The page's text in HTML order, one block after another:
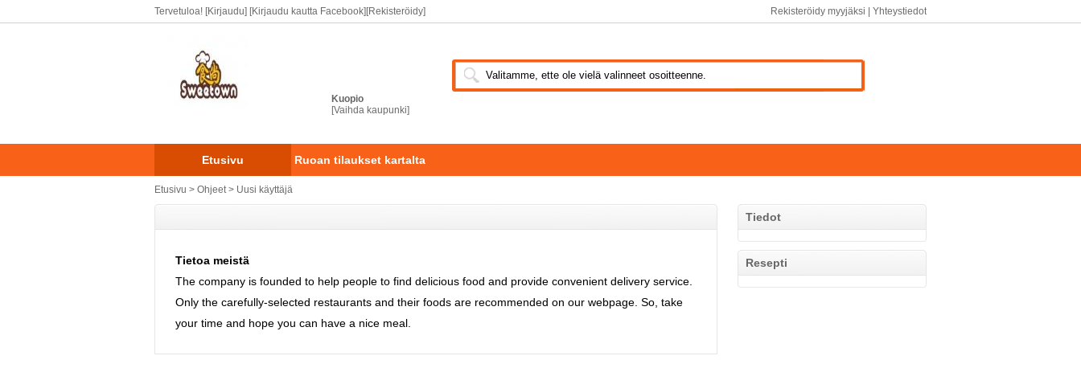
Rekisteröidy myyjäksi Yhteystiedot
Tervetuloa! [Kirjaudu] [Kirjaudu kautta Facebook] [Rekisteröidy]
Kuopio
[Vaihda kaupunki]
Etusivu Ruoan tilaukset kartalta
Etusivu > Ohjeet> Uusi käyttäjä
Tietoa meistä
The company is founded to help people to find delicious food and provide convenient delivery service.
Only the carefully-selected restaurants and their foods are recommended on our webpage. So, take
your time and hope you can have a nice meal.
Tiedot
Resepti